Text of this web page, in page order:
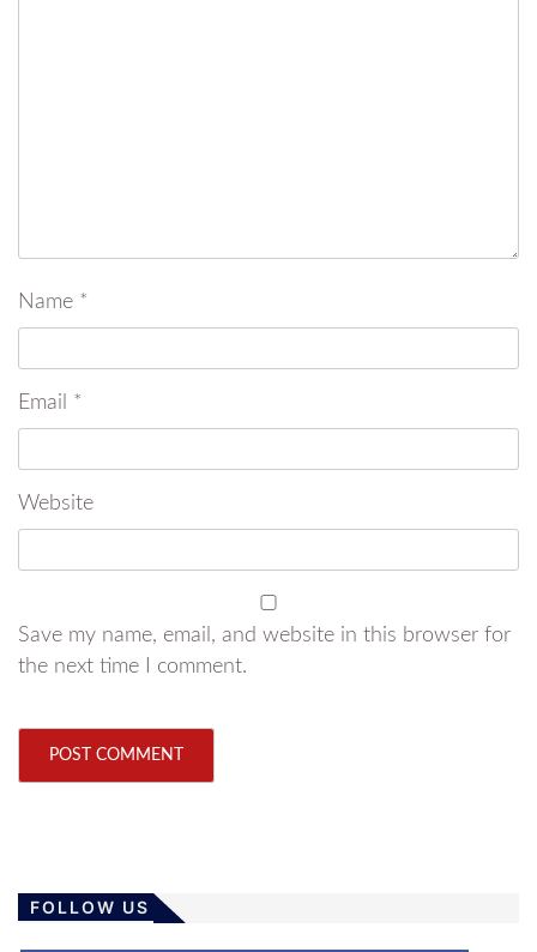
Name *
Email *
Website
Save my name, email, and website in this browser for
the next time I comment.
FOLLOW US